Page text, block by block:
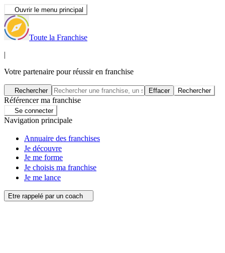
Ouvrir le menu principal
Toute la Franchise
|
Votre partenaire pour réussir en franchise
Rechercher Effacer Rechercher
Référencer ma franchise
Se connecter
Navigation principale
Annuaire des franchises
Je découvre
Je me forme
Je choisis ma franchise
Je me lance
Etre rappelé par un coach